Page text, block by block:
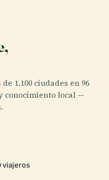
1.100 ciudades en 96
conocimiento local —
viajeros